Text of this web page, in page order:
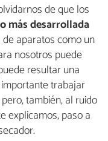
de que los
más desarrollada
aparatos como un
nosotros puede
resultar una
trabajar
también, al ruido
explicamos, paso a